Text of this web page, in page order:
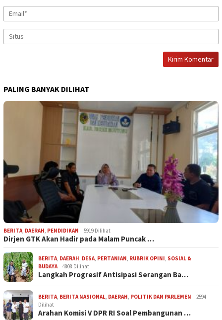
PALING BANYAK DILIHAT
BERITA, DAERAH, PENDIDIKAN 5919 Dilihat
Dirjen GTK Akan Hadir pada Malam Puncak …
BERITA, DAERAH, DESA, PERTANIAN, RUBRIK OPINI, SOSIAL &
BUDAYA
4808 Dilihat
Langkah Progresif Antisipasi Serangan Ba…
BERITA, BERITA NASIONAL, DAERAH, POLITIK DAN PARLEMEN
2594
Dilihat
Arahan Komisi V DPR RI Soal Pembangunan …